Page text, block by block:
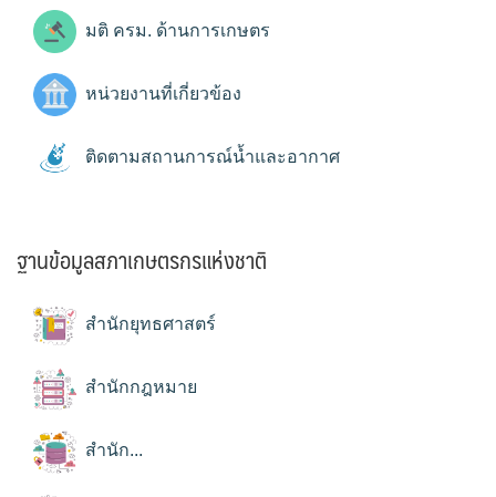
มติ ครม. ด้านการเกษตร
หน่วยงานที่เกี่ยวข้อง
ติดตามสถานการณ์น้ำและอากาศ
ฐานข้อมูลสภาเกษตรกรแห่งชาติ
สำนักยุทธศาสตร์
สำนักกฎหมาย
สำนัก...